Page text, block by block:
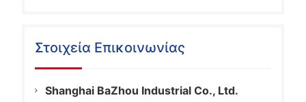
Στοιχεία Επικοινωνίας
Shanghai BaZhou Industrial Co., Ltd.